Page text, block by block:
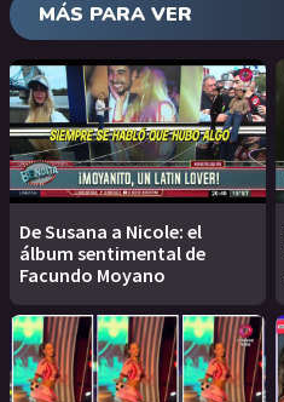
MÁS PARA VER
De Susana a Nicole: el
álbum sentimental de
Facundo Moyano